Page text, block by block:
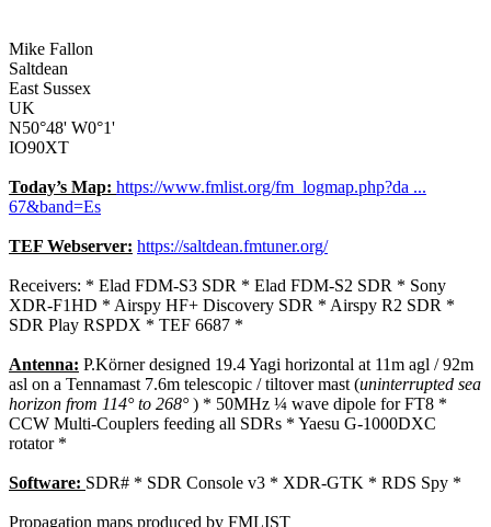
Mike Fallon
Saltdean
East Sussex
UK
N50°48' W0°1'
IO90XT
Today’s Map: https://www.fmlist.org/fm_logmap.php?da ...
67&band=Es
TEF Webserver: https://saltdean.fmtuner.org/
Receivers: * Elad FDM-S3 SDR * Elad FDM-S2 SDR * Sony
XDR-F1HD * Airspy HF+ Discovery SDR * Airspy R2 SDR *
SDR Play RSPDX * TEF 6687 *
Antenna: P.Körner designed 19.4 Yagi horizontal at 11m agl / 92m
asl on a Tennamast 7.6m telescopic / tiltover mast (uninterrupted sea
horizon from 114° to 268°) * 50MHz ¼ wave dipole for FT8 *
CCW Multi-Couplers feeding all SDRs * Yaesu G-1000DXC
rotator *
Software: SDR# * SDR Console v3 * XDR-GTK * RDS Spy *
Propagation maps produced by FMLIST